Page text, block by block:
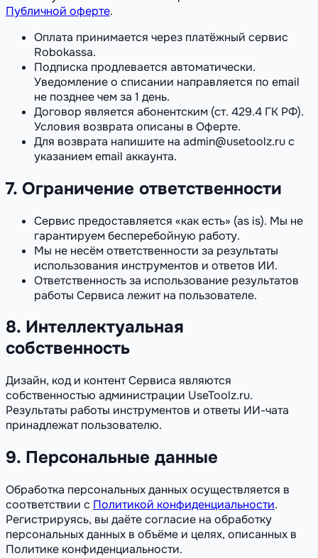
Публичной оферте.
Оплата принимается через платёжный сервис
Robokassa.
Подписка продлевается автоматически.
Уведомление о списании направляется по email
не позднее чем за 1 день.
Договор является абонентским (ст. 429.4 ГК РФ).
Условия возврата описаны в Оферте.
Для возврата напишите на admin@usetoolz.ru с
указанием email аккаунта.
7. Ограничение ответственности
Сервис предоставляется «как есть» (as is). Мы не
гарантируем бесперебойную работу.
Мы не несём ответственности за результаты
использования инструментов и ответов ИИ.
Ответственность за использование результатов
работы Сервиса лежит на пользователе.
8. Интеллектуальная
собственность
Дизайн, код и контент Сервиса являются
собственностью администрации UseToolz.ru.
Результаты работы инструментов и ответы ИИ-чата
принадлежат пользователю.
9. Персональные данные
Обработка персональных данных осуществляется в
соответствии с Политикой конфиденциальности.
Регистрируясь, вы даёте согласие на обработку
персональных данных в объёме и целях, описанных в
Политике конфиденциальности.